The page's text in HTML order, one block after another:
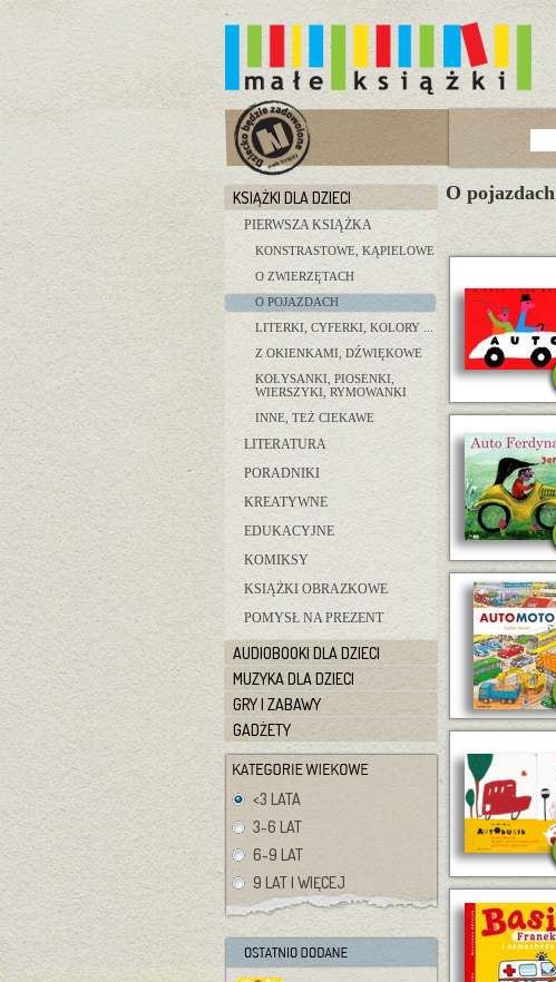
KSIĄŻKI DLA DZIECI
PIERWSZA KSIĄŻKA
KONSTRASTOWE, KĄPIELOWE
O ZWIERZĘTACH
O POJAZDACH
LITERKI, CYFERKI, KOLORY ...
Z OKIENKAMI, DŹWIĘKOWE
KOŁYSANKI, PIOSENKI,
WIERSZYKI, RYMOWANKI
INNE, TEŻ CIEKAWE
LITERATURA
PORADNIKI
KREATYWNE
EDUKACYJNE
KOMIKSY
KSIĄŻKI OBRAZKOWE
POMYSŁ NA PREZENT
AUDIOBOOKI DLA DZIECI
MUZYKA DLA DZIECI
GRY I ZABAWY
GADŻETY
<3 LATA
3-6 LAT
6-9 LAT
9 LAT I WIĘCEJ
O pojazdach